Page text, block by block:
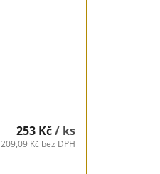
253 Kč/ ks
209,09 Kč bez DPH